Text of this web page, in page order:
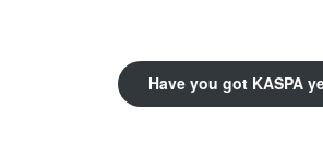
Have you got KASPA